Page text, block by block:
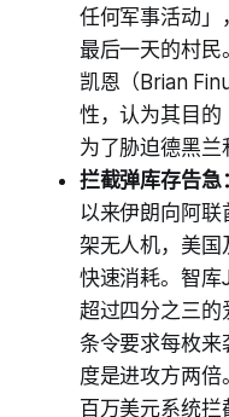
任何军事活动」
最后一天的村民
凯恩（Brian
性，认为其目的
为了胁迫德黑兰
拦截弹库存告急
以来伊朗向阿
架无人机，美国
快速消耗。智
超过四分之三的
条令要求每枚来
度是进攻方两
百万美元系统拦